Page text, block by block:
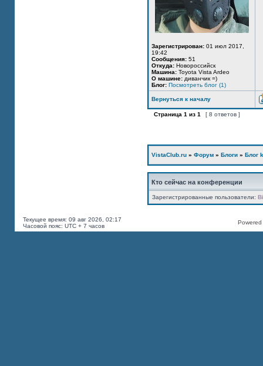
Зарегистрирован: 01 июл 2017,
19:42
Сообщения: 51
Откуда: Новороссийск
Машина: Toyota Vista Ardeo
О машине: диванчик =)
Блог: Посмотреть блог (1)
Вернуться к началу
Страница 1 из 1 [ 8 ответов ]
VistaClub.ru » Форум » Блоги » Блог
Кто сейчас на конференции
Зарегистрированные пользователи:
Текущее время: 09 авг 2026, 02:17
Часовой пояс: UTC + 7 часов